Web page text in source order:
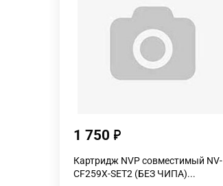
1 750
Картридж NVP совместимый NV-
CF259X-SET2 (БЕЗ ЧИПА)...